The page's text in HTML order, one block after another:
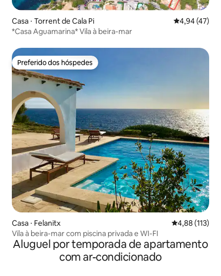
Casa ⋅ Torrent de Cala Pi 4,94 de uma
4,94 (47)
*Casa Aguamarina* Vila à beira-mar
Preferido dos hóspedes
Preferido dos hóspedes
Casa ⋅ Felanitx 4,88 de uma
4,88 (113)
Vila à beira-mar com piscina privada e WI-FI
Aluguel por temporada de apartamento
com ar-condicionado